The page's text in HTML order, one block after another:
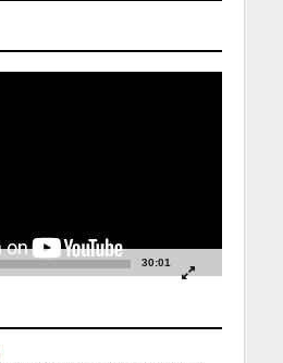
30:01